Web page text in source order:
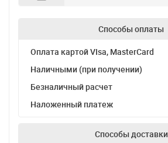
Способы оплаты
Оплата картой VIsa, MasterCard
Наличными (при получении)
Безналичный расчет
Наложенный платеж
Способы доставки